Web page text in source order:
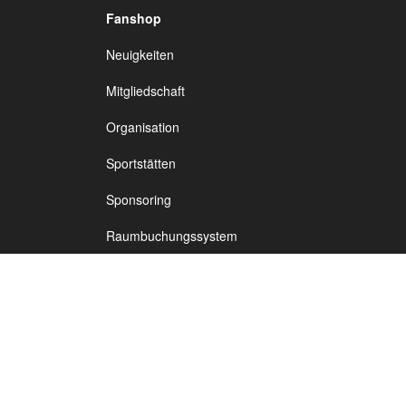
Fanshop
Neuigkeiten
Mitgliedschaft
Organisation
Sportstätten
Sponsoring
Raumbuchungssystem
TSV Vineta
Audorf